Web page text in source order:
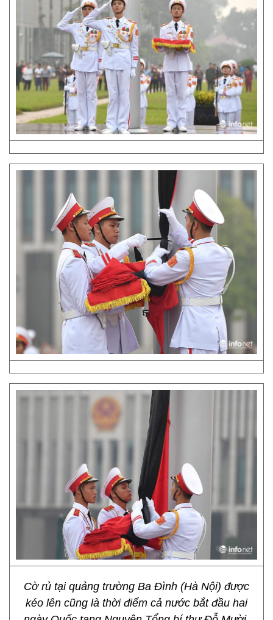
Cờ rủ tại quảng trường Ba Đình (Hà Nội) được
kéo lên cũng là thời điểm cả nước bắt đầu hai